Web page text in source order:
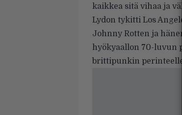
kaikkea sitä vihaa ja
Lydon tykitti Los
Johnny Rotten ja
hyökyaallon 70-luvun
brittipunkin